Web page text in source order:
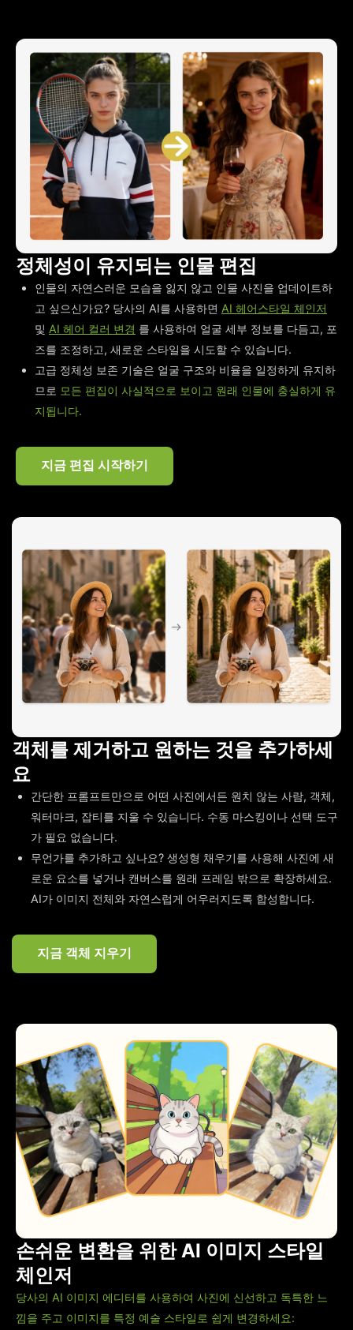
정체성이 유지되는 인물 편집
인물의 자연스러운 모습을 잃지 않고 인물 사진을 업데이트하
고 싶으신가요? 당사의 AI를 사용하면 AI 헤어스타일 체인저
및 AI 헤어 컬러 변경 를 사용하여 얼굴 세부 정보를 다듬고, 포
즈를 조정하고, 새로운 스타일을 시도할 수 있습니다.
고급 정체성 보존 기술은 얼굴 구조와 비율을 일정하게 유지하
므로 모든 편집이 사실적으로 보이고 원래 인물에 충실하게 유
지됩니다.
지금 편집 시작하기
객체를 제거하고 원하는 것을 추가하세
요
간단한 프롬프트만으로 어떤 사진에서든 원치 않는 사람, 객체,
워터마크, 잡티를 지울 수 있습니다. 수동 마스킹이나 선택 도구
가 필요 없습니다.
무언가를 추가하고 싶나요? 생성형 채우기를 사용해 사진에 새
로운 요소를 넣거나 캔버스를 원래 프레임 밖으로 확장하세요.
AI가 이미지 전체와 자연스럽게 어우러지도록 합성합니다.
지금 객체 지우기
손쉬운 변환을 위한 AI 이미지 스타일
체인저
당사의 AI 이미지 에디터를 사용하여 사진에 신선하고 독특한 느
낌을 주고 이미지를 특정 예술 스타일로 쉽게 변경하세요: